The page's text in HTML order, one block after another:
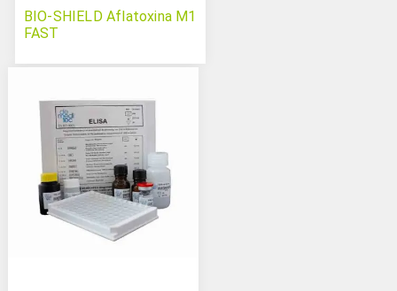
BIO-SHIELD Aflatoxina M1
FAST